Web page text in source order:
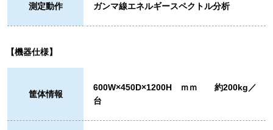
測定動作 ガンマ線エネルギースペクトル分析
【機器仕様】
筐体情報
600W×450D×1200H ｍｍ 約200kg／
台